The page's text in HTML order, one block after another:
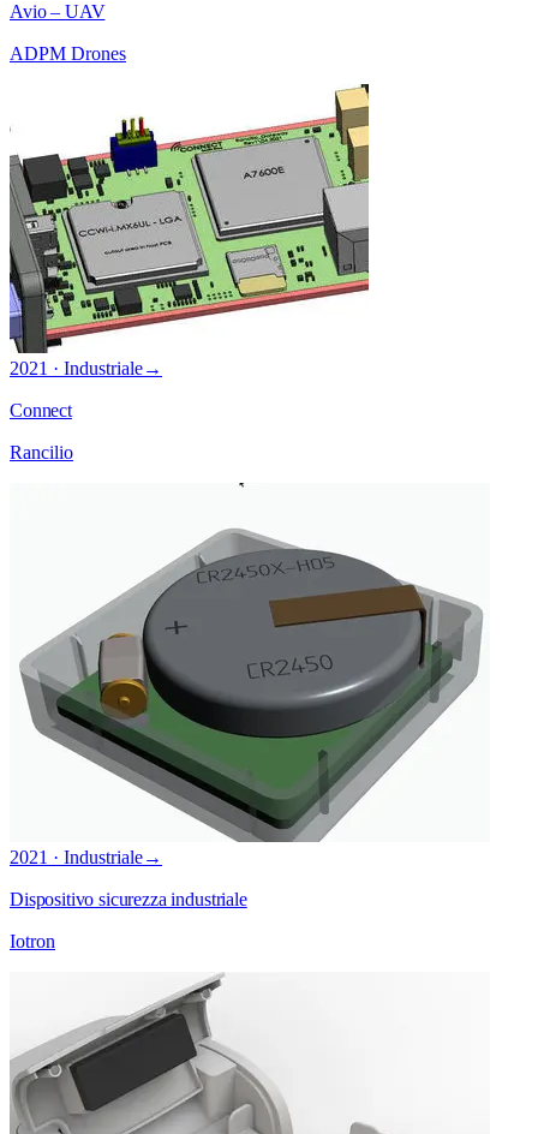
Avio – UAV
ADPM Drones
2021 · Industriale→
Connect
Rancilio
2021 · Industriale→
Dispositivo sicurezza industriale
Iotron